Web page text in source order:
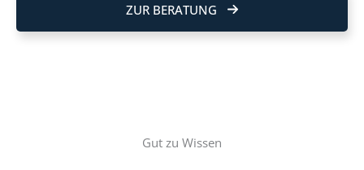
ZUR BERATUNG
Gut zu Wissen